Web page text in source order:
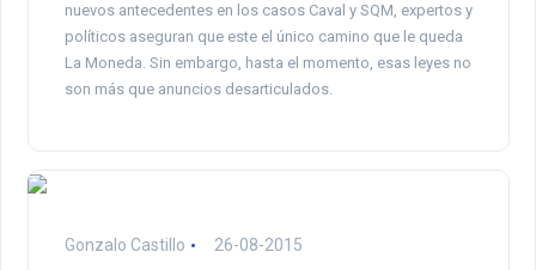
nuevos antecedentes en los casos Caval y SQM, expertos y
políticos aseguran que este el único camino que le queda
La Moneda. Sin embargo, hasta el momento, esas leyes no
son más que anuncios desarticulados.
Gonzalo Castillo 26-08-2015